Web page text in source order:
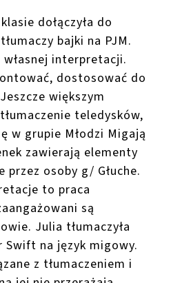
dołączyła do
bajki na PJM.
interpretacji.
dostosować do
większym
teledysków,
w grupie Młodzi Migają
zawierają elementy
przez osoby g/ Głuche.
to praca
są
Julia tłumaczyła
na język migowy.
z tłumaczeniem i